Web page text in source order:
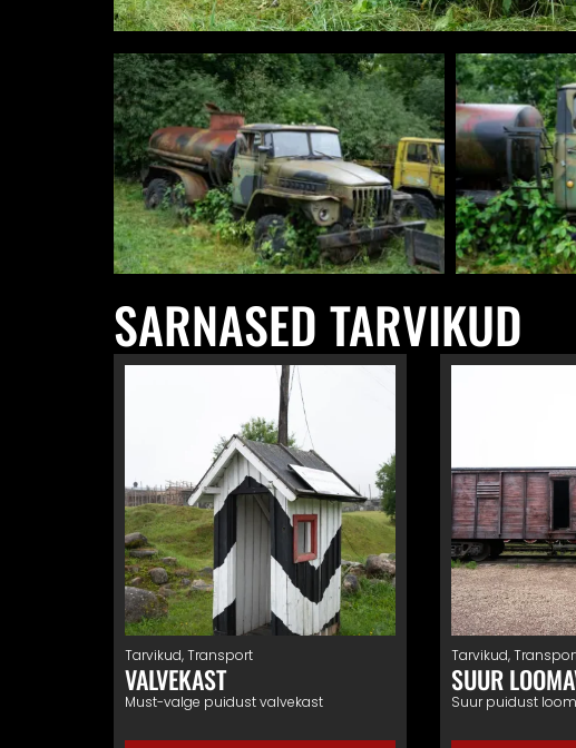
SARNASED TARVIKUD
Tarvikud,Transport
VALVEKAST
Must-valge puidust valvekast
Tarvikud,
SUUR
Suur puidust